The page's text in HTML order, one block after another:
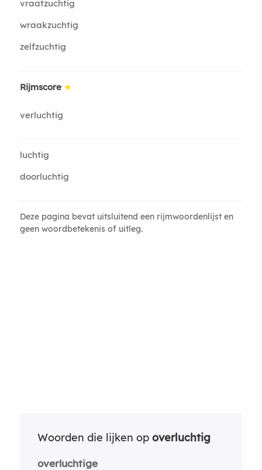
vraatzuchtig
wraakzuchtig
zelfzuchtig
Rijmscore ★
verluchtig
luchtig
doorluchtig
Deze pagina bevat uitsluitend een rijmwoordenlijst en
geen woordbetekenis of uitleg.
Woorden die lijken op overluchtig
overluchtige